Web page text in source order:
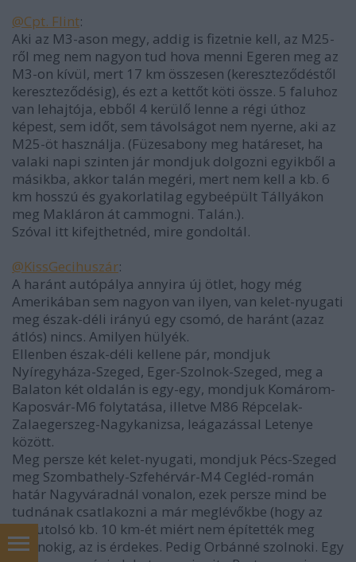
@Cpt. Flint:
Aki az M3-ason megy, addig is fizetnie kell, az M25-
ről meg nem nagyon tud hova menni Egeren meg az
M3-on kívül, mert 17 km összesen (kereszteződéstől
kereszteződésig), és ezt a kettőt köti össze. 5 faluhoz
van lehajtója, ebből 4 kerülő lenne a régi úthoz
képest, sem időt, sem távolságot nem nyerne, aki az
M25-öt használja. (Füzesabony meg határeset, ha
valaki napi szinten jár mondjuk dolgozni egyikből a
másikba, akkor talán megéri, mert nem kell a kb. 6
km hosszú és gyakorlatilag egybeépült Tállyákon
meg Makláron át cammogni. Talán.).
Szóval itt kifejthetnéd, mire gondoltál.
@KissGecihuszár:
A haránt autópálya annyira új ötlet, hogy még
Amerikában sem nagyon van ilyen, van kelet-nyugati
meg észak-déli irányú egy csomó, de haránt (azaz
átlós) nincs. Amilyen hülyék.
Ellenben észak-déli kellene pár, mondjuk
Nyíregyháza-Szeged, Eger-Szolnok-Szeged, meg a
Balaton két oldalán is egy-egy, mondjuk Komárom-
Kaposvár-M6 folytatása, illetve M86 Répcelak-
Zalaegerszeg-Nagykanizsa, leágazással Letenye
között.
Meg persze két kelet-nyugati, mondjuk Pécs-Szeged
meg Szombathely-Szfehérvár-M4 Cegléd-román
határ Nagyváradnál vonalon, ezek persze mind be
tudnának csatlakozni a már meglévőkbe (hogy az
M4 utolsó kb. 10 km-ét miért nem építették meg
Szolnokig, az is érdekes. Pedig Orbánné szolnoki. Egy